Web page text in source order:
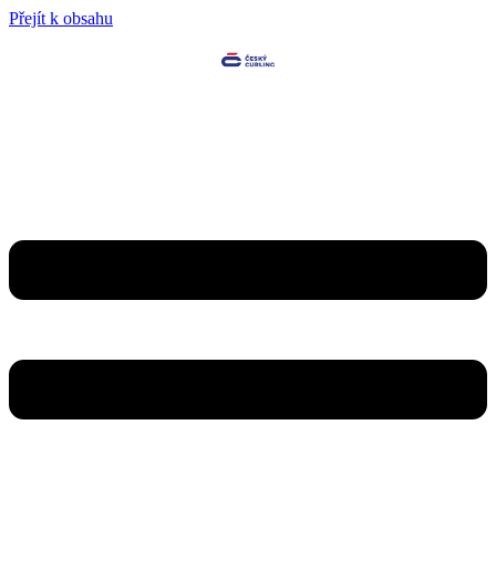
Přejít k obsahu